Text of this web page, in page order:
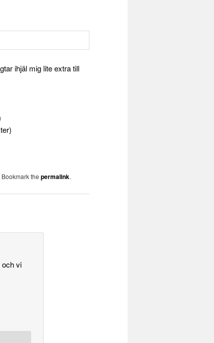
ihjäl mig lite extra till
Bookmark the permalink.
och vi